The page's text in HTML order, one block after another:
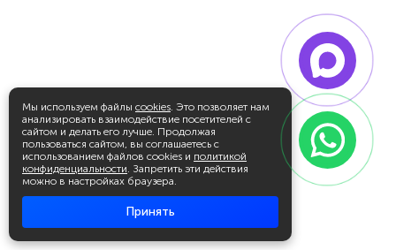
Мы используем файлы cookies. Это позволяет нам
анализировать взаимодействие посетителей с
сайтом и делать его лучше. Продолжая
пользоваться сайтом, вы соглашаетесь с
использованием файлов cookies и политикой
конфиденциальности. Запретить эти действия
можно в настройках браузера.
Принять